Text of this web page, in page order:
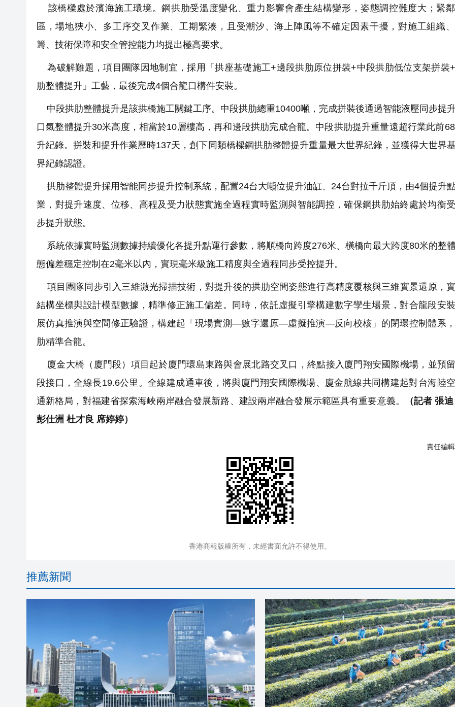
該橋樑處於濱海施工環境。鋼拱肋受溫度變化、重力影響會產生結構變形，姿態調控難度大；緊
區，場地狹小、多工序交叉作業、工期緊湊，且受潮汐、海上陣風等不確定因素干擾，對施工組織
籌、技術保障和安全管控能力均提出極高要求。
為破解難題，項目團隊因地制宜，採用「拱座基礎施工+邊段拱肋原位拼裝+中段拱肋低位支架拼裝
肋整體提升」工藝，最後完成4個合龍口構件安裝。
中段拱肋整體提升是該拱橋施工關鍵工序。中段拱肋總重10400噸，完成拼裝後通過智能液壓同步提
口氣整體提升30米高度，相當於10層樓高，再和邊段拱肋完成合龍。中段拱肋提升重量遠超行業此前
升紀錄。拼裝和提升作業歷時137天，創下同類橋樑鋼拱肋整體提升重量最大世界紀錄，並獲得大世界
界紀錄認證。
拱肋整體提升採用智能同步提升控制系統，配置24台大噸位提升油缸、24台對拉千斤頂，由4個提升
業，對提升速度、位移、高程及受力狀態實施全過程實時監測與智能調控，確保鋼拱肋始終處於均衡
步提升狀態。
系統依據實時監測數據持續優化各提升點運行參數，將順橋向跨度276米、橫橋向最大跨度80米的整
態偏差穩定控制在2毫米以內，實現毫米級施工精度與全過程同步受控提升。
項目團隊同步引入三維激光掃描技術，對提升後的拱肋空間姿態進行高精度覆核與三維實景還原，
結構坐標與設計模型數據，精準修正施工偏差。同時，依託虛擬引擎構建數字孿生場景，對合龍段安
展仿真推演與空間修正驗證，構建起「現場實測—數字還原—虛擬推演—反向校核」的閉環控制體系
肋精準合龍。
廈金大橋（廈門段）項目起於廈門環島東路與會展北路交叉口，終點接入廈門翔安國際機場，並預
段接口，全線長19.6公里。全線建成通車後，將與廈門翔安國際機場、廈金航線共同構建起對台海陸
通新格局，對福建省探索海峽兩岸融合發展新路、建設兩岸融合發展示範區具有重要意義。
（記者 張
彭仕洲 杜才良 席婷婷）
責任編
香港商報版權所有，未經書面允許不得使用。
推薦新聞